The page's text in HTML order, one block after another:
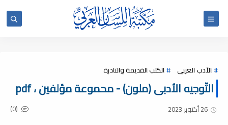
الأدب العربى الكتب القديمة والنادرة
التّوجيه الأدبى (ملون) - محموعة مؤلفين ، pdf
26 أكتوبر 2023 (0)